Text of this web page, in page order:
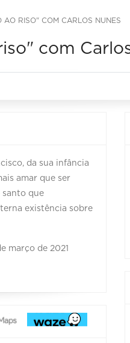
AO RISO" COM CARLOS NUNES
com
da sua infância
amar que ser
santo que
existência sobre
março de 2021